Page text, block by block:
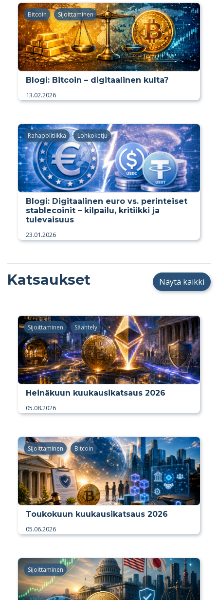
Bitcoin Sijoittaminen
Blogi: Bitcoin – digitaalinen kulta?
13.02.2026
Rahapolitiikka Lohkoketju
Blogi: Digitaalinen euro vs. perinteiset
stablecoinit – kilpailu, kritiikki ja
tulevaisuus
23.01.2026
Katsaukset Näytä kaikki
Sijoittaminen Sääntely
Heinäkuun kuukausikatsaus 2026
05.08.2026
Sijoittaminen Bitcoin
Toukokuun kuukausikatsaus 2026
05.06.2026
Sijoittaminen